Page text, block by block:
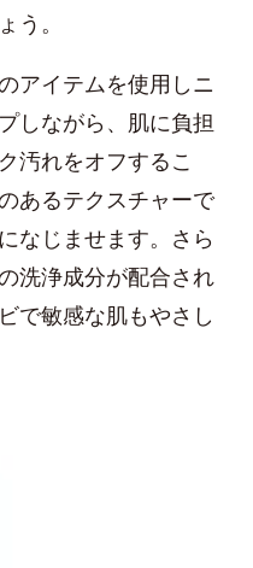
う。
アイテムを使用しニ
しながら、肌に負担
汚れをオフするこ
あるテクスチャーで
なじませます。さら
洗浄成分が配合され
で敏感な肌もやさし